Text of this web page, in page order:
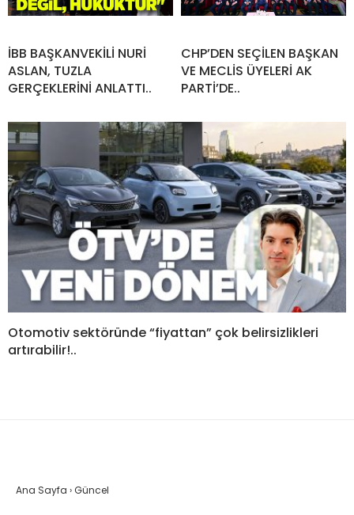
İBB BAŞKANVEKİLİ NURİ
ASLAN, TUZLA
GERÇEKLERİNİ ANLATTI..
CHP’DEN SEÇİLEN BAŞKAN
VE MECLİS ÜYELERİ AK
PARTİ’DE..
Otomotiv sektöründe “fiyattan” çok belirsizlikleri
artırabilir!..
Ana Sayfa ›Güncel